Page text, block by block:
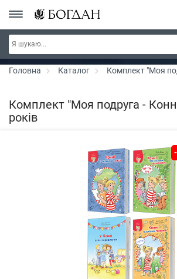
РОЗПРОДАЖ ~ 150 грн ~ 200 грн ~ 250 грн ~
300 грн ~ РОЗПРОДАЖ
Головна Каталог Комплект "Моя
Комплект "Моя подруга -
років